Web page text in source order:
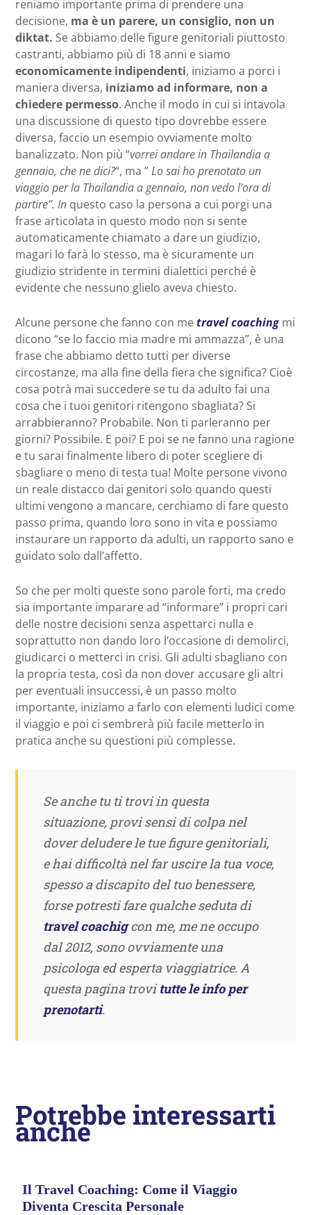
reniamo importante prima di prendere una
decisione, ma è un parere, un consiglio, non un
diktat. Se abbiamo delle figure genitoriali piuttosto
castranti, abbiamo più di 18 anni e siamo
economicamente indipendenti, iniziamo a porci i
maniera diversa, iniziamo ad informare, non a
chiedere permesso. Anche il modo in cui si intavola
una discussione di questo tipo dovrebbe essere
diversa, faccio un esempio ovviamente molto
banalizzato. Non più “vorrei andare in Thailandia a
gennaio, che ne dici?“, ma ”Lo sai ho prenotato un
viaggio per la Thailandia a gennaio, non vedo l’ora di
partire”. In questo caso la persona a cui porgi una
frase articolata in questo modo non si sente
automaticamente chiamato a dare un giudizio,
magari lo farà lo stesso, ma è sicuramente un
giudizio stridente in termini dialettici perché è
evidente che nessuno glielo aveva chiesto.
Alcune persone che fanno con metravel coachingmi
dicono “se lo faccio mia madre mi ammazza”, è una
frase che abbiamo detto tutti per diverse
circostanze, ma alla fine della fiera che significa? Cioè
cosa potrà mai succedere se tu da adulto fai una
cosa che i tuoi genitori ritengono sbagliata? Si
arrabbieranno? Probabile. Non ti parleranno per
giorni? Possibile. E poi? E poi se ne fanno una ragione
e tu sarai finalmente libero di poter scegliere di
sbagliare o meno di testa tua! Molte persone vivono
un reale distacco dai genitori solo quando questi
ultimi vengono a mancare, cerchiamo di fare questo
passo prima, quando loro sono in vita e possiamo
instaurare un rapporto da adulti, un rapporto sano e
guidato solo dall’affetto.
So che per molti queste sono parole forti, ma credo
sia importante imparare ad “informare” i propri cari
delle nostre decisioni senza aspettarci nulla e
soprattutto non dando loro l’occasione di demolirci,
giudicarci o metterci in crisi. Gli adulti sbagliano con
la propria testa, così da non dover accusare gli altri
per eventuali insuccessi, è un passo molto
importante, iniziamo a farlo con elementi ludici come
il viaggio e poi ci sembrerà più facile metterlo in
pratica anche su questioni più complesse.
Se anche tu ti trovi in questa
situazione, provi sensi di colpa nel
dover deludere le tue figure genitoriali,
e hai difficoltà nel far uscire la tua voce,
spesso a discapito del tuo benessere,
forse potresti fare qualche seduta di
travel coachigcon me, me ne occupo
dal 2012, sono ovviamente una
psicologa ed esperta viaggiatrice. A
questa pagina trovitutte le info per
prenotarti.
Potrebbe interessarti
anche
Il Travel Coaching: Come il Viaggio
Diventa Crescita Personale